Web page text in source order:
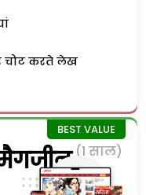
चोट करते लेख
मैगजीन (1 साल)